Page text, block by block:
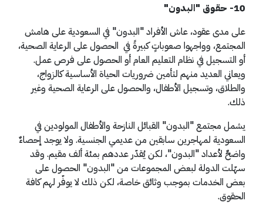
10- حقوق "البدون"
على مدى عقود، عاش الأفراد "البدون" في السعودية على هامش
المجتمع، وواجهوا صعوباتٍ كبيرةً في الحصول على الرعاية الصحية،
أو التسجيل في نظام التعليم العام أو الحصول على فرص عمل.
ويعاني العديد منهم لتأمين ضروريات الحياة الأساسية كالزواج،
والطلاق، وتسجيل الأطفال، والحصول على الرعاية الصحية وغير
ذلك.
يشمل مجتمع "البدون" القبائل النازحة والأطفال المولودين في
السعودية لمهاجرين سابقين من عديمي الجنسية. ولا يوجد إحصاءٌ
واضحٌ لأعداد "البدون"، لكن يُقدّر عددهم بمئة ألف مقيم. وقد
سهّلت الدولة لبعض المجموعات من "البدون" الحصول على
بعض الخدمات بموجب وثائق خاصة، لكن ذلك لا يوفّر لهم كافة
الحقوق.